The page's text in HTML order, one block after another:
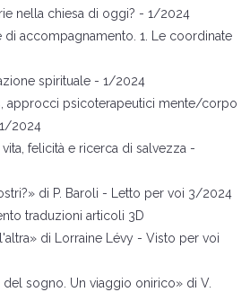
nella chiesa di oggi? - 1/2024
di accompagnamento. 1. Le coordinate
spirituale - 1/2024
approcci psicoterapeutici mente/corpo
2024
felicità e ricerca di salvezza -
» di P. Baroli - Letto per voi 3/2024
traduzioni articoli 3D
» di Lorraine L évy - Visto per voi
sogno. Un viaggio onirico» di V.